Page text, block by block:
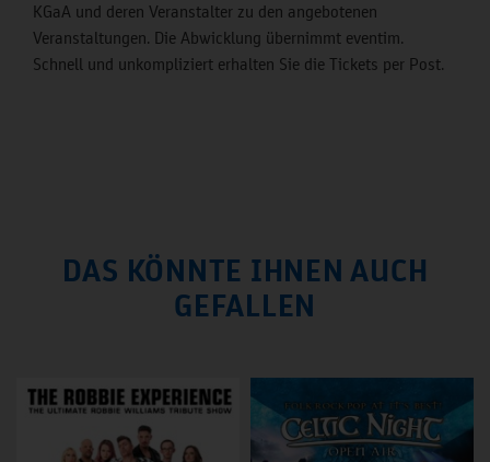
KGaA und deren Veranstalter zu den angebotenen
Veranstaltungen. Die Abwicklung übernimmt eventim.
Schnell und unkompliziert erhalten Sie die Tickets per Post.
DAS KÖNNTE IHNEN AUCH
GEFALLEN